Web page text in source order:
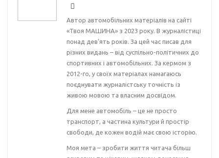
Автор автомобільних матеріалів на сайті
«Твоя МАШИНА» з 2023 року. В журналістиці
понад дев’ять років. За цей час писав для
різних видань – від суспільно-політичних до
спортивних і автомобільних. За кермом з
2012-го, у своїх матеріалах намагаюсь
поєднувати журналістську точність із
живою мовою та власним досвідом.
Для мене автомобіль – це не просто
транспорт, а частина культури й простір
свободи, де кожен водій має свою історію.
Моя мета – зробити життя читача більш